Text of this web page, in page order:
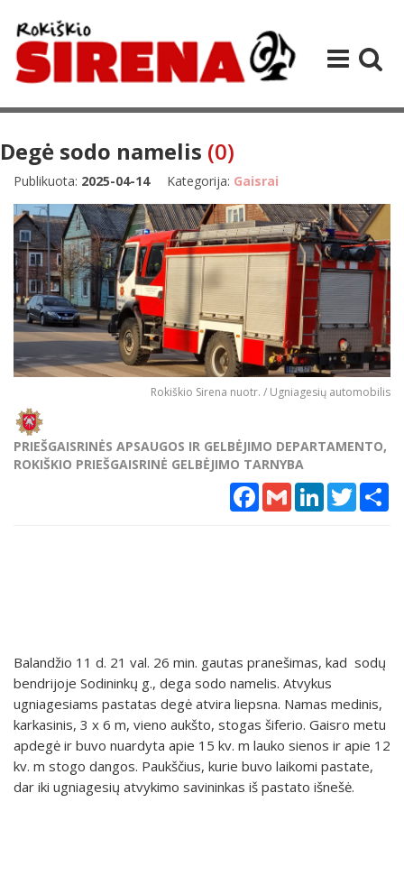
Degė sodo namelis (0)
Publikuota: 2025-04-14 Kategorija: Gaisrai
Rokiškio Sirena nuotr. / Ugniagesių automobilis
PRIEŠGAISRINĖS APSAUGOS IR GELBĖJIMO DEPARTAMENTO,
ROKIŠKIO PRIEŠGAISRINĖ GELBĖJIMO TARNYBA
Facebook
Gmail LinkedInTwitter
Balandžio 11 d. 21 val. 26 min. gautas pranešimas, kad sodų
bendrijoje Sodininkų g., dega sodo namelis. Atvykus
ugniagesiams pastatas degė atvira liepsna. Namas medinis,
karkasinis, 3 x 6 m, vieno aukšto, stogas šiferio. Gaisro metu
apdegė ir buvo nuardyta apie 15 kv. m lauko sienos ir apie 12
kv. m stogo dangos. Paukščius, kurie buvo laikomi pastate,
dar iki ugniagesių atvykimo savininkas iš pastato išnešė.